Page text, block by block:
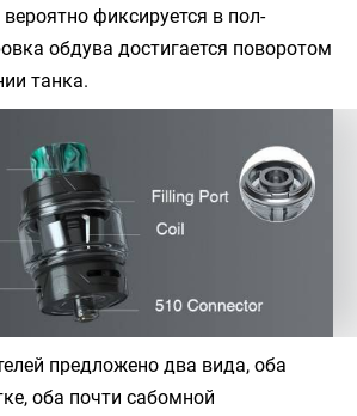
фиксируется в пол-
обдува достигается поворотом
танка.
предложено два вида, оба
оба почти сабомной